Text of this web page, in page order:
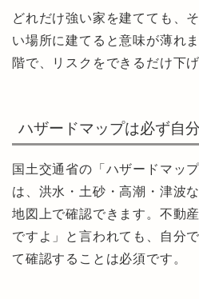
どれだけ強い家を建てても、
い場所に建てると意味が薄れ
階で、リスクをできるだけ下
ハザードマップは必ず自
国土交通省の「ハザードマッ
は、洪水・土砂・高潮・津波
地図上で確認できます。不動
ですよ」と言われても、自分
て確認することは必須です。